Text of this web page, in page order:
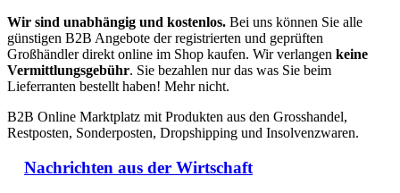
Wir sind unabhängig und kostenlos. Bei uns können Sie alle
günstigen B2B Angebote der registrierten und geprüften
Großhändler direkt online im Shop kaufen. Wir verlangen keine
Vermittlungsgebühr. Sie bezahlen nur das was Sie beim
Lieferranten bestellt haben! Mehr nicht.
B2B Online Marktplatz mit Produkten aus den Grosshandel,
Restposten, Sonderposten, Dropshipping und Insolvenzwaren.
Nachrichten aus der Wirtschaft